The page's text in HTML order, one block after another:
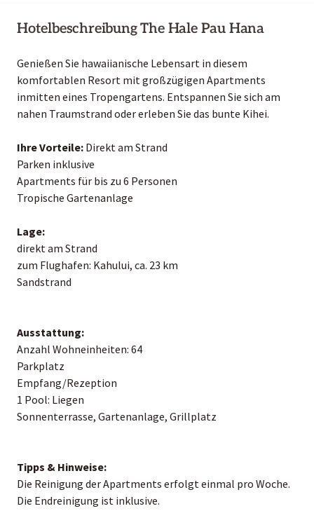
Hotelbeschreibung The Hale Pau Hana
Genießen Sie hawaiianische Lebensart in diesem
komfortablen Resort mit großzügigen Apartments
inmitten eines Tropengartens. Entspannen Sie sich am
nahen Traumstrand oder erleben Sie das bunte Kihei.
Ihre Vorteile: Direkt am Strand
Parken inklusive
Apartments für bis zu 6 Personen
Tropische Gartenanlage
Lage:
direkt am Strand
zum Flughafen: Kahului, ca. 23 km
Sandstrand
Ausstattung:
Anzahl Wohneinheiten: 64
Parkplatz
Empfang/Rezeption
1 Pool: Liegen
Sonnenterrasse, Gartenanlage, Grillplatz
Tipps & Hinweise:
Die Reinigung der Apartments erfolgt einmal pro Woche.
Die Endreinigung ist inklusive.